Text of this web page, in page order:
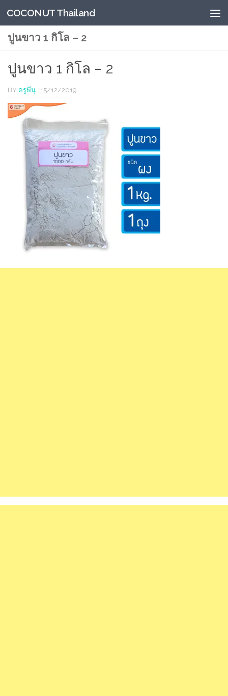
Skip to content
COCONUT Thailand
ปูนขาว 1 กิโล – 2
ปูนขาว 1 กิโล – 2
BY ครูพี่นุ · 15/12/2019